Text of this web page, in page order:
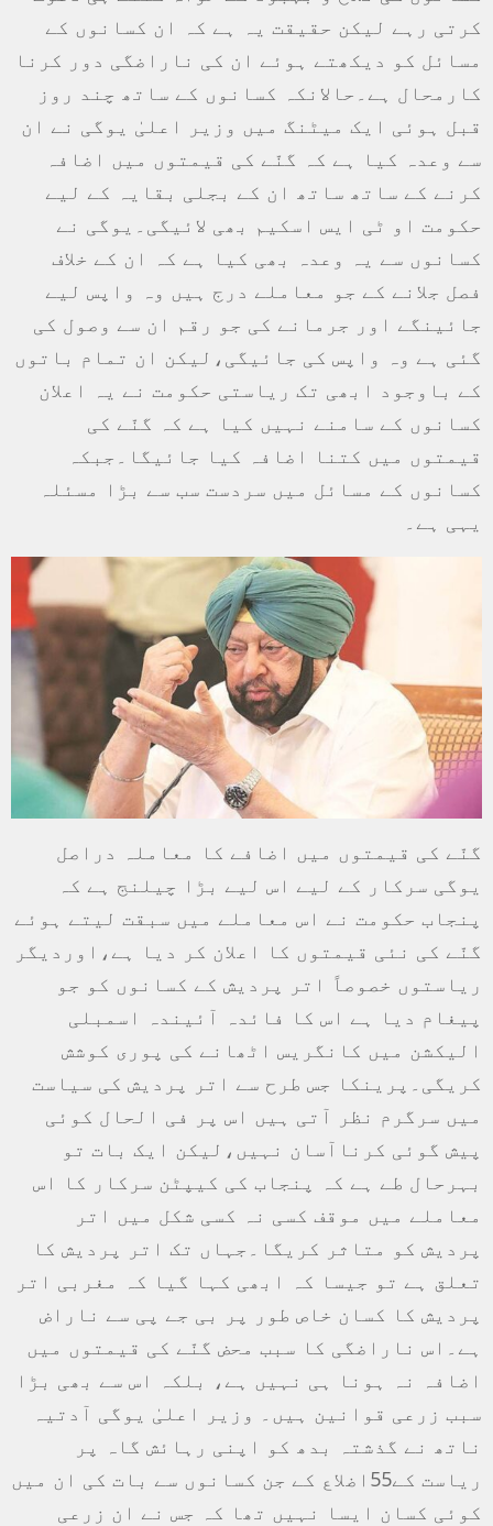
کرتی رہے لیکن حقیقت یہ ہے کہ ان کسانوں کے
مسائل کو دیکھتے ہوئے ان کی ناراضگی دور کرنا
کارمحال ہے۔حالانکہ کسانوں کے ساتھ چند روز
قبل ہوئی ایک میٹنگ میں وزیر اعلیٰ یوگی نے ان
سے وعدہ کیا ہے کہ گنّے کی قیمتوں میں اضافہ
کرنے کے ساتھ ساتھ ان کے بجلی بقایہ کے لیے
حکومت او ٹی ایس اسکیم بھی لائیگی۔یوگی نے
کسانوں سے یہ وعدہ بھی کیا ہے کہ ان کے خلاف
فصل جلانے کے جو معاملے درج ہیں وہ واپس لیے
جائینگے اور جرمانے کی جو رقم ان سے وصول کی
گئی ہے وہ واپس کی جائیگی،لیکن ان تمام باتوں
کے باوجود ابھی تک ریاستی حکومت نے یہ اعلان
کسانوں کے سامنے نہیں کیا ہے کہ گنّے کی
قیمتوں میں کتنا اضافہ کیا جائیگا۔جبکہ
کسانوں کے مسائل میں سردست سب سے بڑا مسئلہ
یہی ہے۔
گنّے کی قیمتوں میں اضافے کا معاملہ دراصل
یوگی سرکار کے لیے اس لیے بڑا چیلنج ہے کہ
پنجاب حکومت نے اس معاملے میں سبقت لیتے ہوئے
گنّے کی نئی قیمتوں کا اعلان کر دیا ہے،اوردیگر
ریاستوں خصوصاً اتر پردیش کے کسانوں کو جو
پیغام دیا ہے اس کا فائدہ آئیندہ اسمبلی
الیکشن میں کانگریس اٹھانے کی پوری کوشش
کریگی۔پرینکا جس طرح سے اتر پردیش کی سیاست
میں سرگرم نظر آتی ہیں اس پر فی الحال کوئی
پیش گوئی کرناآسان نہیں،لیکن ایک بات تو
بہرحال طے ہے کہ پنجاب کی کیپٹن سرکار کا اس
معاملے میں موقف کسی نہ کسی شکل میں اتر
پردیش کو متاثر کریگا۔جہاں تک اتر پردیش کا
تعلق ہے تو جیسا کہ ابھی کہا گیا کہ مغربی اتر
پردیش کا کسان خاص طور پر بی جے پی سے ناراض
ہے۔اس ناراضگی کا سبب محض گنّے کی قیمتوں میں
اضافہ نہ ہونا ہی نہیں ہے، بلکہ اس سے بھی بڑا
سبب زرعی قوانین ہیں۔ وزیر اعلیٰ یوگی آدتیہ
ناتھ نے گذشتہ بدھ کو اپنی رہائش گاہ پر
ریاست کے55اضلاع کے جن کسانوں سے بات کی ان میں
کوئی کسان ایسا نہیں تھا کہ جس نے ان زرعی